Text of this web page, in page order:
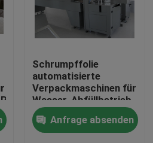
Schrumpffolie
automatisierte
Verpackmaschinen für
Wasser-Abfüllbetrieb-
Psychiaters-
Verpackungs-
Maschine CER-ISO
Anfrage absenden